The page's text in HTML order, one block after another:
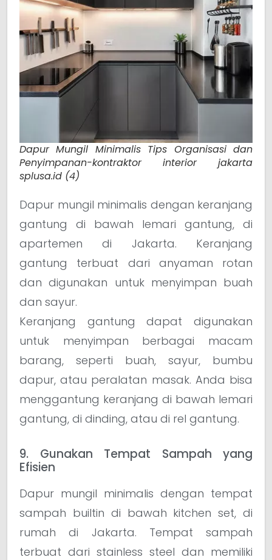
Dapur Mungil Minimalis Tips Organisasi dan
Penyimpanan-kontraktor interior jakarta
splusa.id (4)
Dapur mungil minimalis dengan keranjang
gantung di bawah lemari gantung, di
apartemen di Jakarta. Keranjang
gantung terbuat dari anyaman rotan
dan digunakan untuk menyimpan buah
dan sayur.
Keranjang gantung dapat digunakan
untuk menyimpan berbagai macam
barang, seperti buah, sayur, bumbu
dapur, atau peralatan masak. Anda bisa
menggantung keranjang di bawah lemari
gantung, di dinding, atau di rel gantung.
9. Gunakan Tempat Sampah yang
Efisien
Dapur mungil minimalis dengan tempat
sampah builtin di bawah kitchen set, di
rumah di Jakarta. Tempat sampah
terbuat dari stainless steel dan memiliki